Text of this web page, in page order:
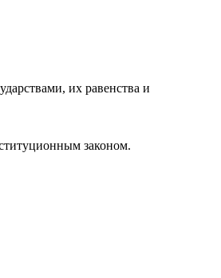
их равенства и
законом.